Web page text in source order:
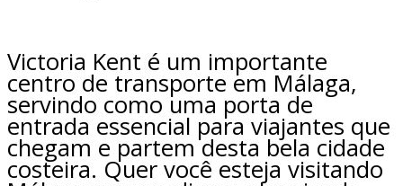
Victoria Kent é um importante
centro de transporte em Málaga,
servindo como uma porta de
entrada essencial para viajantes que
chegam e partem desta bela cidade
costeira. Quer você esteja visitando